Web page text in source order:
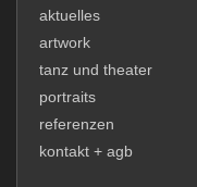
aktuelles
artwork
tanz und theater
portraits
referenzen
kontakt + agb